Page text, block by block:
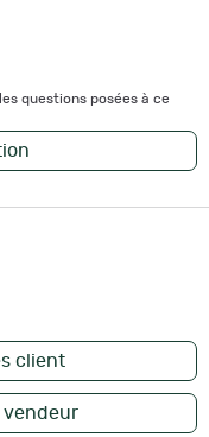
questions posées à ce
client